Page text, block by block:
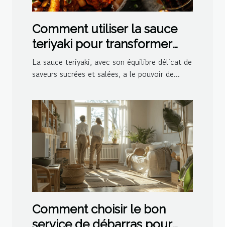
Comment utiliser la sauce
teriyaki pour transformer
vos plats
La sauce teriyaki, avec son équilibre délicat de
saveurs sucrées et salées, a le pouvoir de...
Comment choisir le bon
service de débarras pour